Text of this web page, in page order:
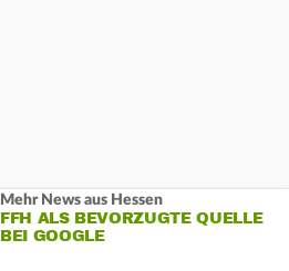
Mehr News aus Hessen
FFH ALS BEVORZUGTE QUELLE
BEI GOOGLE